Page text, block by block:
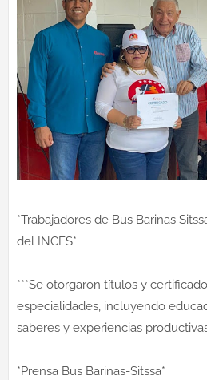
*Trabajadores de Bus Barinas
del INCES*
***Se otorgaron títulos y
especialidades, incluyendo
saberes y experiencias
*Prensa Bus Barinas-Sitssa*